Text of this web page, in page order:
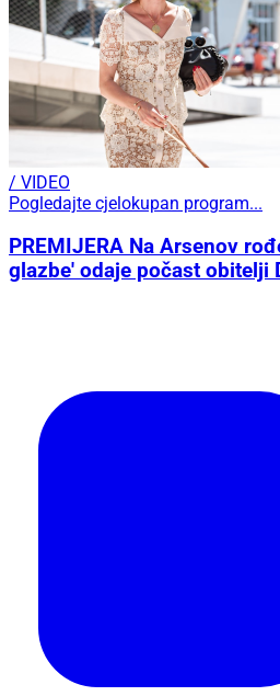
/ VIDEO
Pogledajte cjelokupan program...
PREMIJERA Na Arsenov
glazbe' odaje počast obitelji